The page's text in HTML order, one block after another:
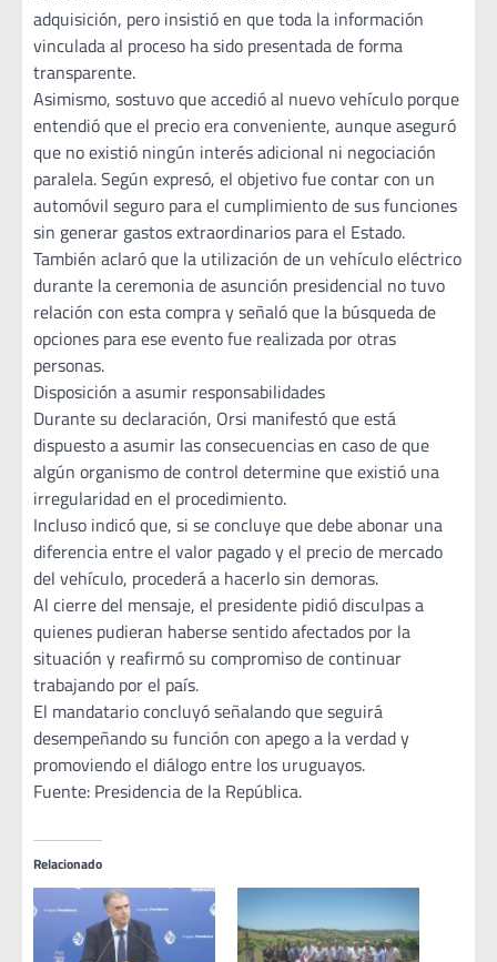
adquisición, pero insistió en que toda la información
vinculada al proceso ha sido presentada de forma
transparente.
Asimismo, sostuvo que accedió al nuevo vehículo porque
entendió que el precio era conveniente, aunque aseguró
que no existió ningún interés adicional ni negociación
paralela. Según expresó, el objetivo fue contar con un
automóvil seguro para el cumplimiento de sus funciones
sin generar gastos extraordinarios para el Estado.
También aclaró que la utilización de un vehículo eléctrico
durante la ceremonia de asunción presidencial no tuvo
relación con esta compra y señaló que la búsqueda de
opciones para ese evento fue realizada por otras
personas.
Disposición a asumir responsabilidades
Durante su declaración, Orsi manifestó que está
dispuesto a asumir las consecuencias en caso de que
algún organismo de control determine que existió una
irregularidad en el procedimiento.
Incluso indicó que, si se concluye que debe abonar una
diferencia entre el valor pagado y el precio de mercado
del vehículo, procederá a hacerlo sin demoras.
Al cierre del mensaje, el presidente pidió disculpas a
quienes pudieran haberse sentido afectados por la
situación y reafirmó su compromiso de continuar
trabajando por el país.
El mandatario concluyó señalando que seguirá
desempeñando su función con apego a la verdad y
promoviendo el diálogo entre los uruguayos.
Fuente: Presidencia de la República.
Relacionado